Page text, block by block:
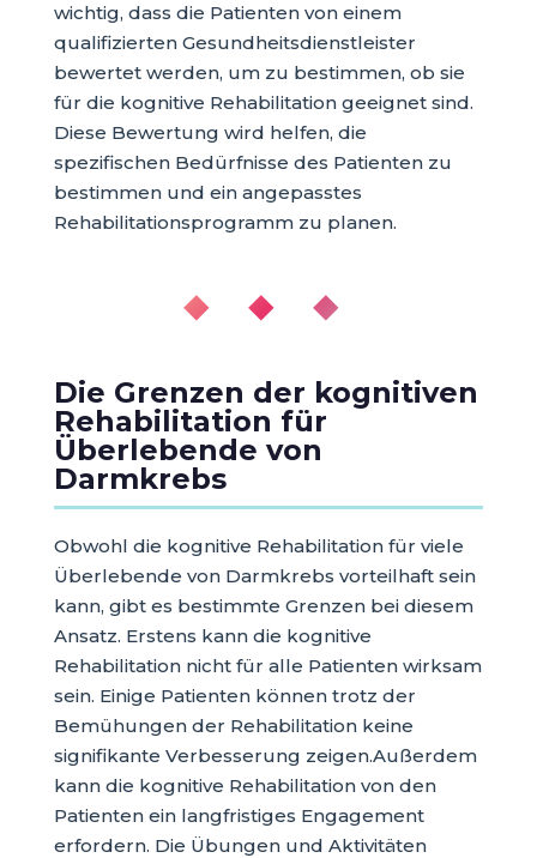
wichtig, dass die Patienten von einem
qualifizierten Gesundheitsdienstleister
bewertet werden, um zu bestimmen, ob sie
für die kognitive Rehabilitation geeignet sind.
Diese Bewertung wird helfen, die
spezifischen Bedürfnisse des Patienten zu
bestimmen und ein angepasstes
Rehabilitationsprogramm zu planen.
◆ ◆ ◆
Die Grenzen der kognitiven
Rehabilitation für
Überlebende von
Darmkrebs
Obwohl die kognitive Rehabilitation für viele
Überlebende von Darmkrebs vorteilhaft sein
kann, gibt es bestimmte Grenzen bei diesem
Ansatz. Erstens kann die kognitive
Rehabilitation nicht für alle Patienten wirksam
sein. Einige Patienten können trotz der
Bemühungen der Rehabilitation keine
signifikante Verbesserung zeigen.Außerdem
kann die kognitive Rehabilitation von den
Patienten ein langfristiges Engagement
erfordern. Die Übungen und Aktivitäten